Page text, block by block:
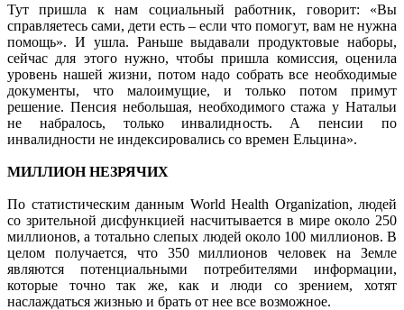
Тут пришла к нам социальный работник, говорит: «Вы
справляетесь сами, дети есть – если что помогут, вам не нужна
помощь». И ушла. Раньше выдавали продуктовые наборы,
сейчас для этого нужно, чтобы пришла комиссия, оценила
уровень нашей жизни, потом надо собрать все необходимые
документы, что малоимущие, и только потом примут
решение. Пенсия небольшая, необходимого стажа у Натальи
не набралось, только инвалидность. А пенсии по
инвалидности не индексировались со времен Ельцина».
МИЛЛИОН НЕЗРЯЧИХ
По статистическим данным World Health Organization, людей
со зрительной дисфункцией насчитывается в мире около 250
миллионов, а тотально слепых людей около 100 миллионов. В
целом получается, что 350 миллионов человек на Земле
являются потенциальными потребителями информации,
которые точно так же, как и люди со зрением, хотят
наслаждаться жизнью и брать от нее все возможное.